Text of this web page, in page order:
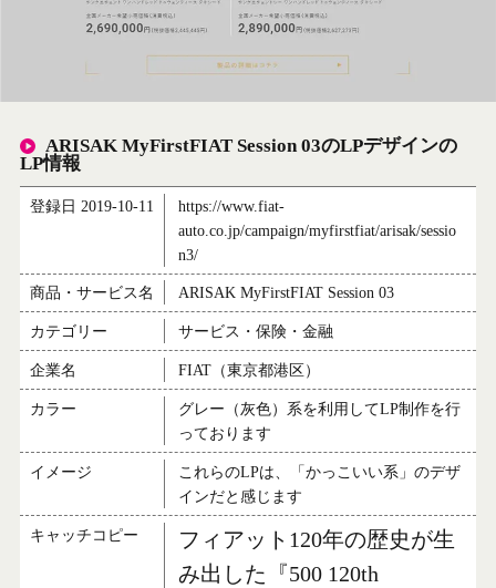
ARISAK MyFirstFIAT Session 03のLPデザインの
LP情報
登録日 2019-10-11
https://www.fiat-
auto.co.jp/campaign/myfirstfiat/arisak/sessio
n3/
商品・サービス名 ARISAK MyFirstFIAT Session 03
カテゴリー サービス・保険・金融
企業名 FIAT（東京都港区）
カラー
グレー（灰色）系を利用してLP制作を行
っております
イメージ
これらのLPは、「かっこいい系」のデザ
インだと感じます
キャッチコピー
フィアット120年の歴史が生
み出した『500 120th